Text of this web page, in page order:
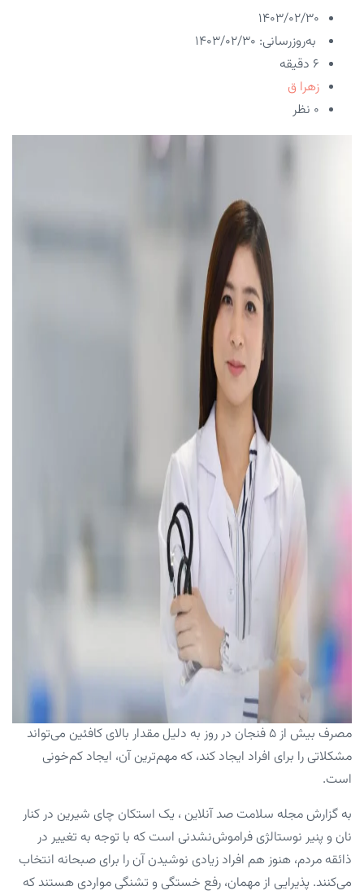
۱۴۰۳/۰۲/۳۰
به‌روزرسانی: ۱۴۰۳/۰۲/۳۰
6 دقیقه
زهرا ق
۰ نظر
مصرف بیش از ۵ فنجان در روز به دلیل مقدار بالای کافئین می‌تواند
مشکلاتی را برای افراد ایجاد کند، که مهم‌ترین آن، ایجاد کم‌خونی
است.
به گزارش مجله سلامت صد آنلاین ، یک استکان چای شیرین در کنار
نان و پنیر نوستالژی فراموش‌نشدنی است که با توجه به تغییر در
ذائقه مردم، هنوز هم افراد زیادی نوشیدن آن را برای صبحانه انتخاب
می‌کنند. پذیرایی از مهمان، رفع خستگی و تشنگی مواردی هستند که